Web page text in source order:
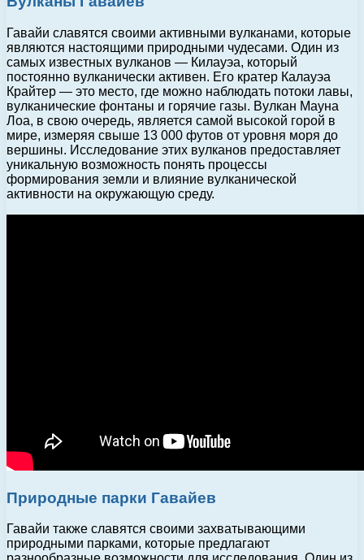
Гавайи славятся своими активными вулканами, которые
являются настоящими природными чудесами. Один из
самых известных вулканов — Килауэа, который
постоянно вулканически активен. Его кратер Калауэа
Крайтер — это место, где можно наблюдать потоки лавы,
вулканические фонтаны и горячие газы. Вулкан Мауна
Лоа, в свою очередь, является самой высокой горой в
мире, измеряя свыше 13 000 футов от уровня моря до
вершины. Исследование этих вулканов предоставляет
уникальную возможность понять процессы
формирования земли и влияние вулканической
активности на окружающую среду.
Природные парки Гавайев
Гавайи также славятся своими захватывающими
природными парками, которые предлагают